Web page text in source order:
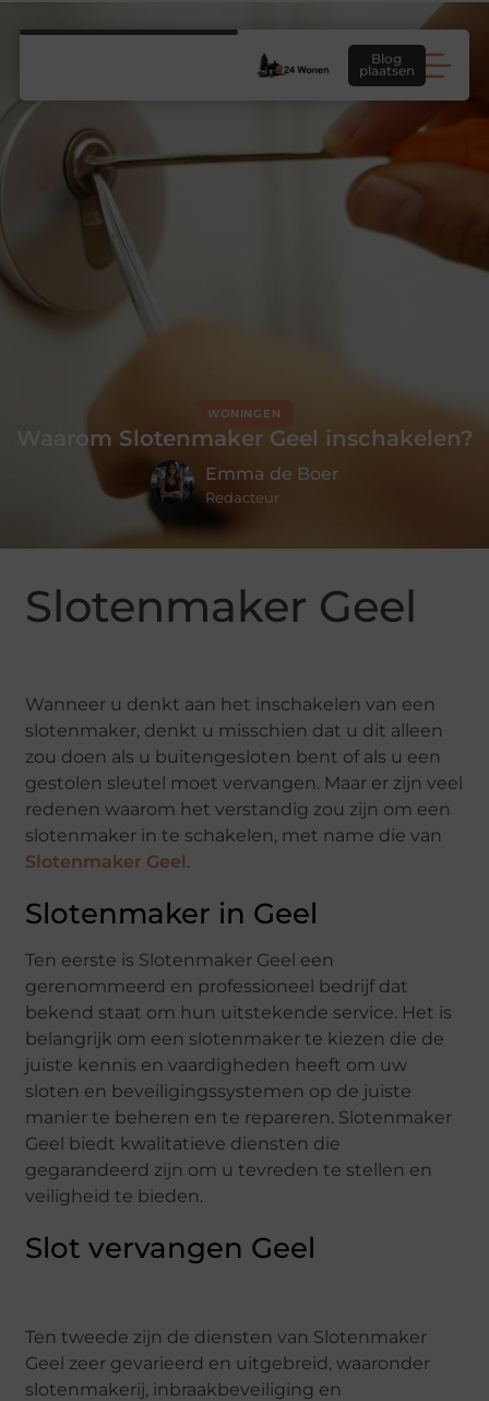
Blog
plaatsen
WONINGEN
Waarom Slotenmaker Geel inschakelen?
Emma de Boer
Redacteur
Slotenmaker Geel
Wanneer u denkt aan het inschakelen van een
slotenmaker, denkt u misschien dat u dit alleen
zou doen als u buitengesloten bent of als u een
gestolen sleutel moet vervangen. Maar er zijn veel
redenen waarom het verstandig zou zijn om een ​​
slotenmaker in te schakelen, met name die van
Slotenmaker Geel .
Slotenmaker in Geel
Ten eerste is Slotenmaker Geel een
gerenommeerd en professioneel bedrijf dat
bekend staat om hun uitstekende service. Het is
belangrijk om een ​​slotenmaker te kiezen die de
juiste kennis en vaardigheden heeft om uw
sloten en beveiligingssystemen op de juiste
manier te beheren en te repareren. Slotenmaker
Geel biedt kwalitatieve diensten die
gegarandeerd zijn om u tevreden te stellen en
veiligheid te bieden.
Slot vervangen Geel
Ten tweede zijn de diensten van Slotenmaker
Geel zeer gevarieerd en uitgebreid, waaronder
slotenmakerij, inbraakbeveiliging en